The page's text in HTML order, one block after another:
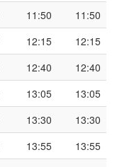
11:50
11:50
12:15
12:15
12:40
12:40
13:05
13:05
13:30
13:30
13:55
13:55